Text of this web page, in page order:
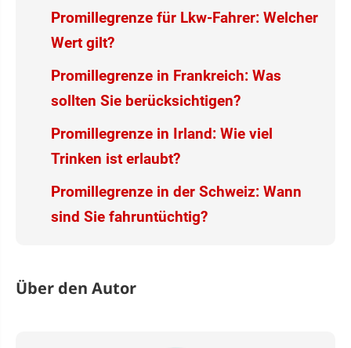
Promillegrenze für Lkw-Fahrer: Welcher
Wert gilt?
Promillegrenze in Frankreich: Was
sollten Sie berücksichtigen?
Promillegrenze in Irland: Wie viel
Trinken ist erlaubt?
Promillegrenze in der Schweiz: Wann
sind Sie fahruntüchtig?
Über den Autor